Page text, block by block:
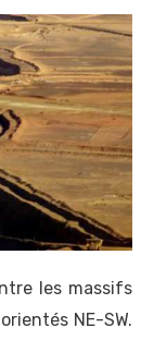
les massifs
NE-SW.